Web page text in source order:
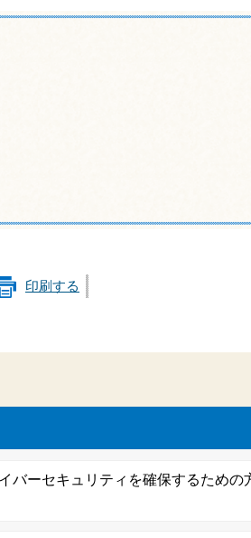
印刷する
バーセキュリティを確保するための